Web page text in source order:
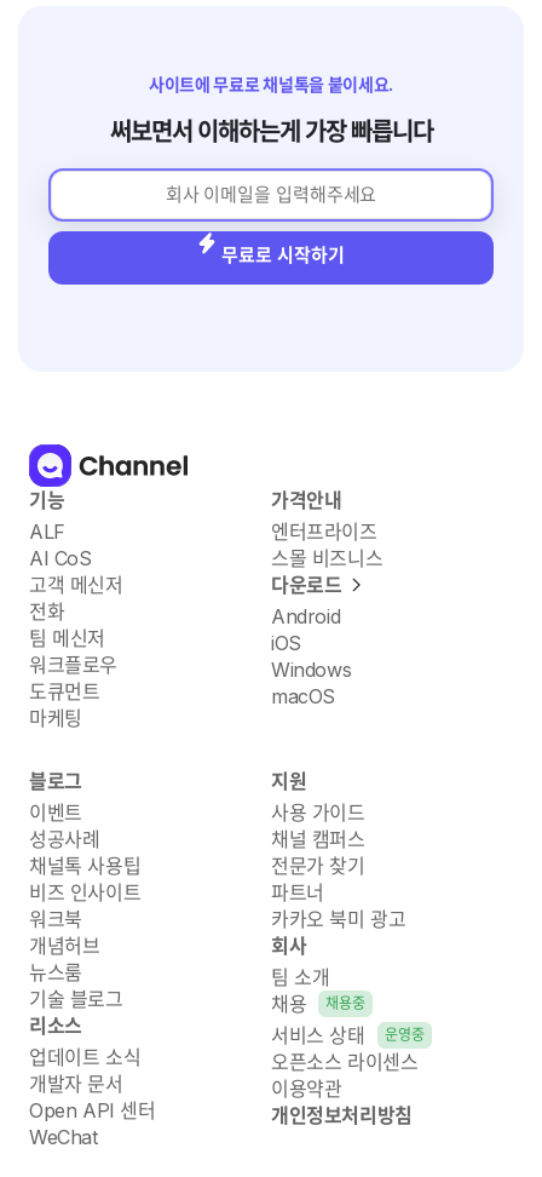
사이트에 무료로 채널톡을 붙이세요.
써보면서 이해하는게 가장 빠릅니다
무료로 시작하기
기능
ALF
AI CoS
고객 메신저
전화
팀 메신저
워크플로우
도큐먼트
마케팅
가격안내
엔터프라이즈
스몰 비즈니스
다운로드
Android
iOS
Windows
macOS
블로그
이벤트
성공사례
채널톡 사용팁
비즈 인사이트
워크북
개념허브
뉴스룸
기술 블로그
리소스
업데이트 소식
개발자 문서
Open API 센터
WeChat
지원
사용 가이드
채널 캠퍼스
전문가 찾기
파트너
카카오 북미 광고
회사
팀 소개
채용
채용중
서비스 상태 운영중
오픈소스 라이센스
이용약관
개인정보처리방침